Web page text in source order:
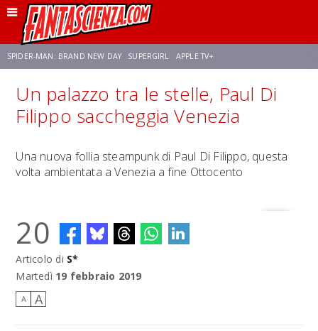
SPIDER-MAN: BRAND NEW DAY SUPERGIRL APPLE TV+
FRANCO RICCIARDIELLO ZENDAYA STAR TREK AVENGERS: DOOMSDAY
Un palazzo tra le stelle, Paul Di
Filippo saccheggia Venezia
Una nuova follia steampunk di Paul Di Filippo, questa
volta ambientata a Venezia a fine Ottocento
20
Articolo di S*
Martedì 19 febbraio 2019
A A